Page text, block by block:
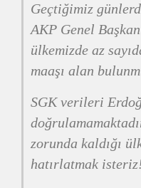
Geçtiğimiz
AKP Genel
ülkemizde az
maaşı alan
SGK verileri
zorunda kaldığı
hatırlatmak